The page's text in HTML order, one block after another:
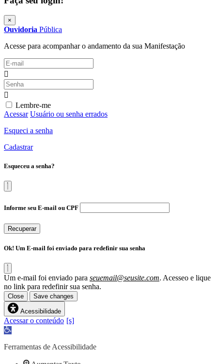
×
Ouvidoria Pública
Acesse para acompanhar o andamento da sua Manifestação
Lembre-me
Acessar Usuário ou senha errados
Esqueci a senha
Cadastrar
Esqueceu a senha?
Informe seu E-mail ou CPF
Recuperar
Ok! Um E-mail foi enviado para redefinir sua senha
Um e-mail foi enviado para seuemail@seusite.com. Acesseo e lique
no link para redefinir sua senha.
Close Save changes
Acessibilidade
Acessar o conteúdo
Abrir
barra
Ferramentas de Acessibilidade